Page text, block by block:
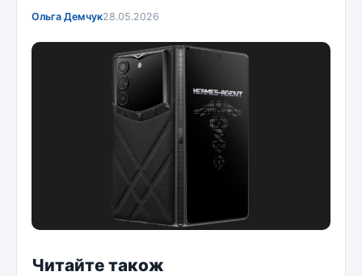
Ольга Демчук28.05.2026
Читайте також